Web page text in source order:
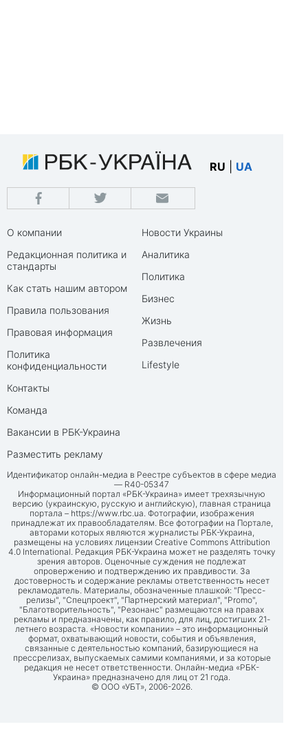
RU UA
О компании
Редакционная политика и
стандарты
Как стать нашим автором
Правила пользования
Правовая информация
Политика
конфиденциальности
Контакты
Команда
Вакансии в РБК-Украина
Разместить рекламу
Новости Украины
Аналитика
Политика
Бизнес
Жизнь
Развлечения
Lifestyle
Идентификатор онлайн-медиа в Реестре субъектов в сфере медиа
— R40-05347
Информационный портал «РБК-Украина» имеет трехязычную
версию (украинскую, русскую и английскую), главная страница
портала – https://www.rbc.ua. Фотографии, изображения
принадлежат их правообладателям. Все фотографии на Портале,
авторами которых являются журналисты РБК-Украина,
размещены на условиях лицензии Creative Commons Attribution
4.0 International. Редакция РБК-Украина может не разделять точку
зрения авторов. Оценочные суждения не подлежат
опровержению и подтверждению их правдивости. За
достоверность и содержание рекламы ответственность несет
рекламодатель. Материалы, обозначенные плашкой: "Пресс-
релизы", "Спецпроект", "Партнерский материал", "Promo",
"Благотворительность", "Резонанс" размещаются на правах
рекламы и предназначены, как правило, для лиц, достигших 21-
летнего возраста. «Новости компании» – это информационный
формат, охватывающий новости, события и объявления,
связанные с деятельностью компаний, базирующиеся на
прессрелизах, выпускаемых самими компаниями, и за которые
редакция не несет ответственности. Онлайн-медиа «РБК-
Украина» предназначено для лиц от 21 года.
© ООО «УБТ», 2006-2026.